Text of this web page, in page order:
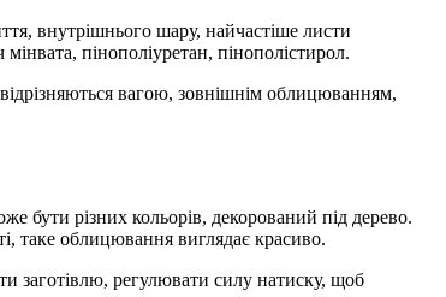
внутрішнього шару, найчастіше листи
пінополіуретан, пінополістирол.
вагою, зовнішнім облицюванням,
бути різних кольорів, декорований під дерево.
таке облицювання виглядає красиво.
заготівлю, регулювати силу натиску, щоб